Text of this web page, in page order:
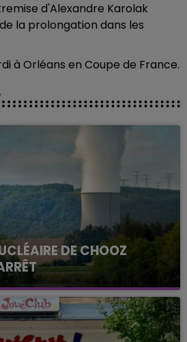
d'Alexandre Karolak
la prolongation dans les
à Orléans en Coupe de France.
DE CHOOZ
que la centrale
est à l'arrêt. Une situation
intense qui est toujours